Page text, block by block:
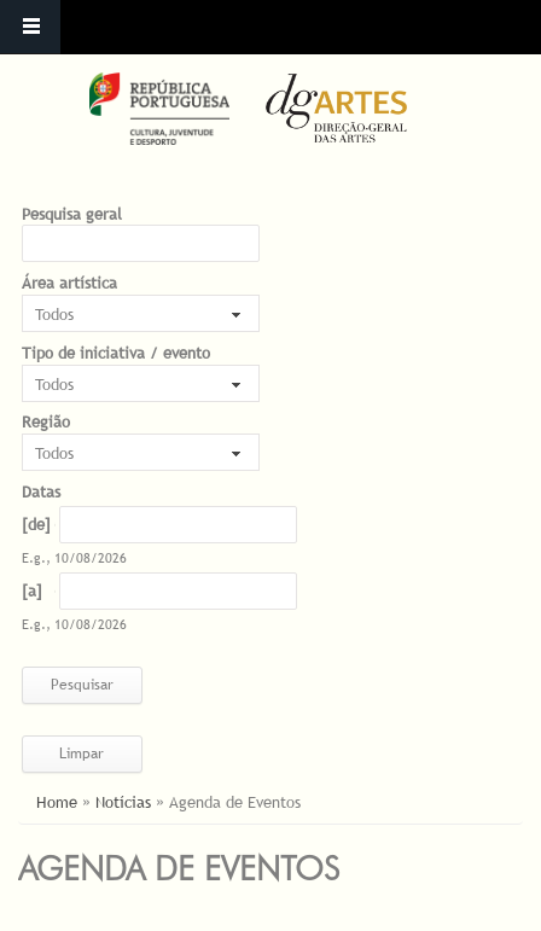
Pesquisa geral
Área artística
Tipo de iniciativa / evento
Região
Datas
Datas
Date
E.g., 10/08/2026
Datas
Date
E.g., 10/08/2026
ESTÁ AQUI
Home » Notícias » Agenda de Eventos
AGENDA DE EVENTOS